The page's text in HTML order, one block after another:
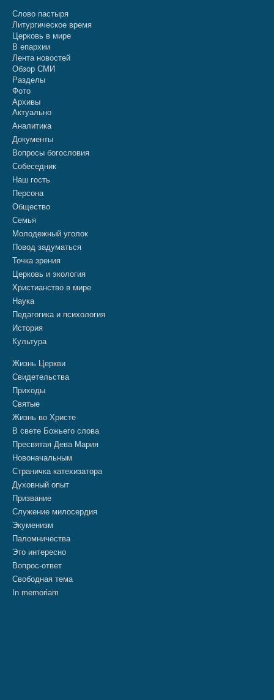
Слово пастыря
Литургическое время
Церковь в мире
В епархии
Лента новостей
Обзор СМИ
Разделы
Фото
Архивы
Актуально
Аналитика
Документы
Вопросы богословия
Собеседник
Наш гость
Персона
Общество
Семья
Молодежный уголок
Повод задуматься
Точка зрения
Церковь и экология
Христианство в мире
Наука
Педагогика и психология
История
Культура
Жизнь Церкви
Свидетельства
Приходы
Святые
Жизнь во Христе
В свете Божьего слова
Пресвятая Дева Мария
Новоначальным
Страничка катехизатора
Духовный опыт
Призвание
Служение милосердия
Экуменизм
Паломничества
Это интересно
Вопрос-ответ
Свободная тема
In memoriam